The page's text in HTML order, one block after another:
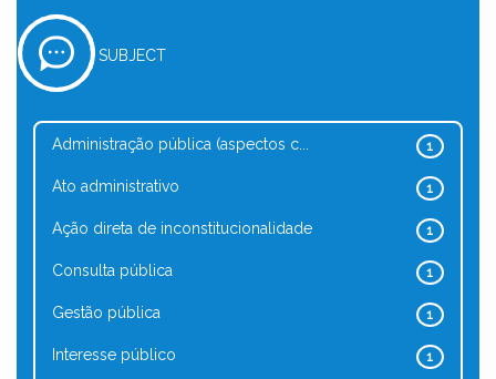
SUBJECT
1
Administração pública (aspectos c...
1
Ato administrativo
1
Ação direta de inconstitucionalidade
1
Consulta pública
1
Gestão pública
1
Interesse público